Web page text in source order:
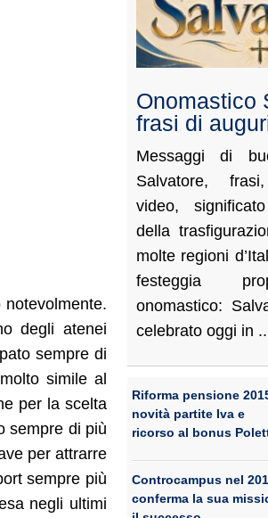
degli atenei
sempre di
simile al
per la scelta
sempre di più
per attrarre
sempre più
negli ultimi
Onomastico
frasi di
Messaggi di
Salvatore,
video,
della
molte regioni
festeggia
onomastico:
celebrato oggi in
Riforma pensione
novità partite Iva e
ricorso al bonus
Controcampus nel
conferma la sua